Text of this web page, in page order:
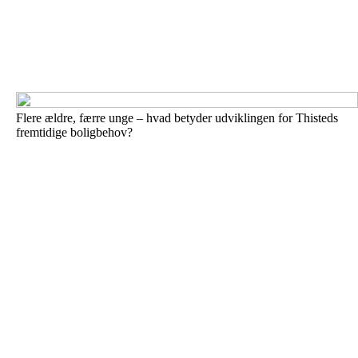
Flere ældre, færre unge – hvad betyder udviklingen for Thisteds
fremtidige boligbehov?